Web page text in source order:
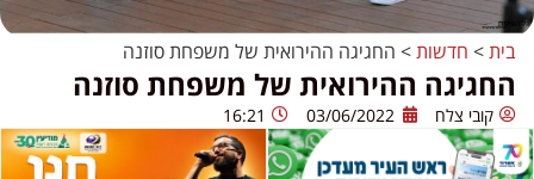
בית> חדשות> החגיגה ההירואית של משפחת סוזנה
החגיגה ההירואית של משפחת סוזנה
קובי צלח 03/06/2022
16:21